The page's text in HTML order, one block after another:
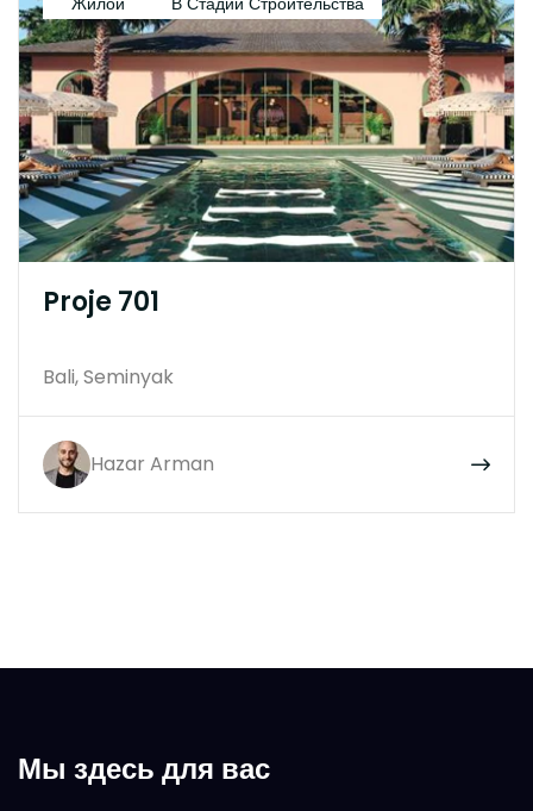
Proje 701
Bali, Seminyak
Hazar Arman
Мы здесь для вас